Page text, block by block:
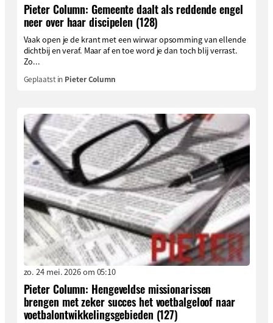
Pieter Column: Gemeente daalt als reddende engel
neer over haar discipelen (128)
Vaak open je de krant met een wirwar opsomming van ellende
dichtbij en veraf. Maar af en toe word je dan toch blij verrast.
Zo...
Geplaatst in Pieter Column
zo. 24 mei. 2026 om 05:10
Pieter Column: Hengeveldse missionarissen
brengen met zeker succes het voetbalgeloof naar
voetbalontwikkelingsgebieden (127)